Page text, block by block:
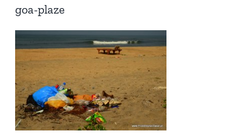
goa-plaze